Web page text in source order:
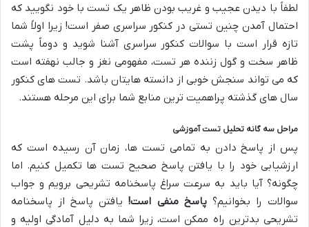
لطفاً با دیدن عجیب و غریب بودن ظاهر یک تست با خود نگویید که
احتمال آمدن چنین تستی در کنکور سراسری صفر است! زیرا اولاً شما
تازه قرار است با سوالات کنکور سراسری آشنا شوید و دوماً پشت
ظاهر سخت و گول زننده هر تست، مفهومی نغز و جالب نهفته است
که می تواند سنجش خوبی از دانسته هایتان باشد. تست های کنکور
سال های گذشته پراهمیت ترین منابع شما برای این مرحله هستند.
مراحل سه گانه تحلیل تست آموزشی
پس از پاسخ دادن به تمامی تست ها، زمان آن رسیده است که
ارزشیابی خود را با یافتن پاسخ صحیح تست ها تکمیل کنیم. اما
چگونه؟ آیا باید به سرعت سراغ پاسخنامه تشریحی برویم و جواب
سوالات را بخوانیم؟پاسخ منفی است!یافتن پاسخ از پاسخنامه
تشریحی بدترین راه ممکن است، زیرا شما به دلیل آمادگی اولیه و